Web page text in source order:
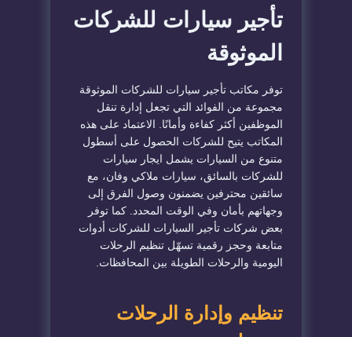
تأجير سيارات للشركات
الموثوقة
توفر مكاتب تأجير سيارات للشركات الموثوقة
مجموعة من الفوائد التي تجعل إدارة تنقل
الموظفين أكثر كفاءة وأمانًا. الاعتماد على هذه
المكاتب يتيح للشركات الحصول على أسطول
متنوع من السيارات يشمل ايجار سيارات
للشركات بالسائق، سيارات ملاكي وفان، مع
سائقين محترفين يضمنون وصول الفرق إلى
وجهاتهم بأمان وفي الوقت المحدد. كما توفر
بعض شركات تأجير السيارات للشركات أدوات
متابعة وحجز رقمية تسهّل تنظيم الرحلات
اليومية والرحلات الطويلة بين المحافظات.
تنظيم وإدارة الرحلات